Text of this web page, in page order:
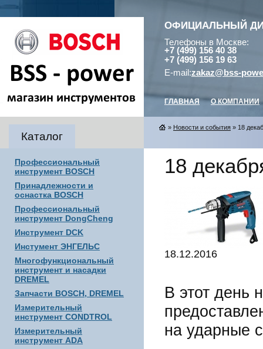
ОФИЦИАЛЬНЫЙ
Телефоны в Москве:
+7 (499) 156 40 38
+7 (499) 156 19 63
E-mail:zakaz@bss-
ГЛАВНАЯ О КОМПАНИИ
Каталог
Профессиональный
инструмент BOSCH
Принадлежности и
оснастка BOSCH
Профессиональный
инструмент DongCheng
Инструмент DCK
Инстумент ЭНГЕЛЬС
Многофункциональный
инструмент и насадки
DREMEL
Запчасти BOSCH, DREMEL
Измерительный
инструмент CONDTROL
Измерительный
инструмент ADA
» Новости и события » 18
18
18.12.2016
В этот день
на ударные